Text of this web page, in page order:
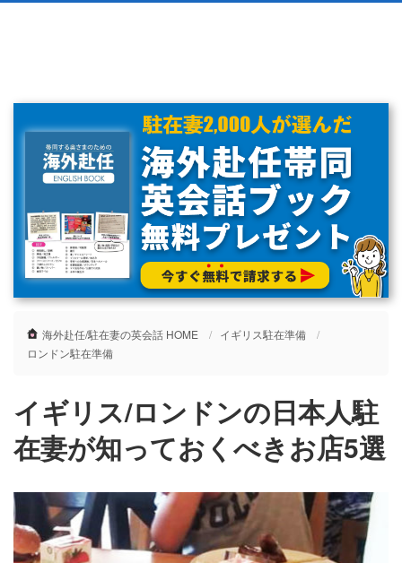
海外赴任/駐在妻の英会話 HOME
イギリス駐在準備
ロンドン駐在準備
イギリス/ロンドンの日本人駐
在妻が知っておくべきお店5選